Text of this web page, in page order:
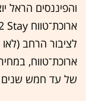
והפיננסים הראל
ארוכת־טווח,
של עד חמש שנים